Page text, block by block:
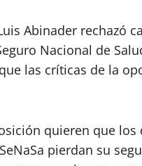
Abinader rechazó
Nacional de
las críticas de la
quieren que
pierdan su